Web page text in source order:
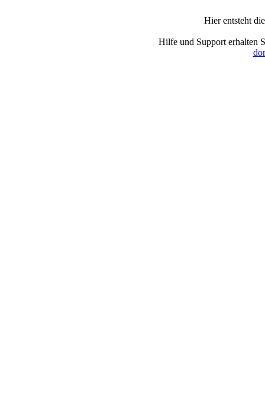
Hier entsteht
Hilfe und Support erhalten